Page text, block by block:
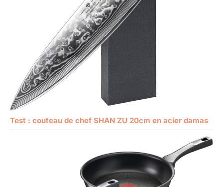
Test : couteau de chef SHAN ZU 20cm en acier damas